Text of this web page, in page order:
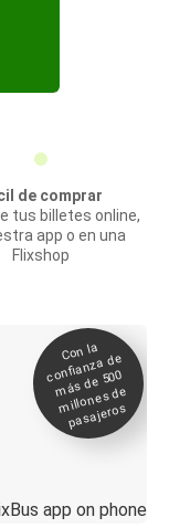
de comprar
tus billetes online,
app o en una
Flixshop
Con la
confianza de
más de 500
millones de
pasajeros